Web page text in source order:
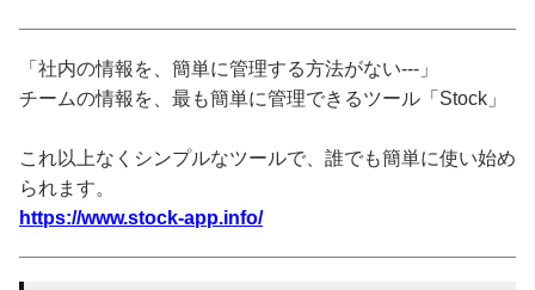
「社内の情報を、簡単に管理する方法がない---」
チームの情報を、最も簡単に管理できるツール「Stock」
これ以上なくシンプルなツールで、誰でも簡単に使い始め
られます。
https://www.stock-app.info/